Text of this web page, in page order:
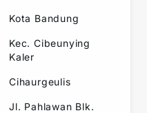
Kota Bandung
Kec. Cibeunying
Kaler
Cihaurgeulis
Jl. Pahlawan Blk.